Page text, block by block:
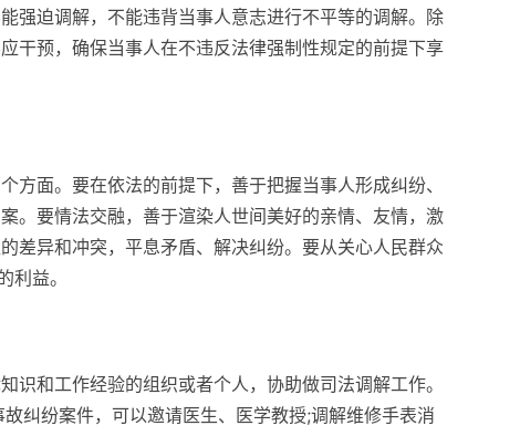
强迫调解，不能违背当事人意志进行不平等的调解。除
干预，确保当事人在不违反法律强制性规定的前提下享
面。要在依法的前提下，善于把握当事人形成纠纷、
。要情法交融，善于渲染人世间美好的亲情、友情，激
差异和冲突，平息矛盾、解决纠纷。要从关心人民群众
利益。
和工作经验的组织或者个人，协助做司法调解工作。
纠纷案件，可以邀请医生、医学教授;调解维修手表消